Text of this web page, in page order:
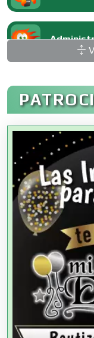
Agencias
Agencias
Agencias